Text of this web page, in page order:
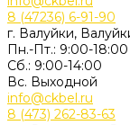
8 (47236) 6-91-90
г. Валуйки,
Пн.-Пт.: 9:00-18:00
Сб.: 9:00-14:00
Вс. Выходной
info@ckbel.ru
8 (473) 262-83-63